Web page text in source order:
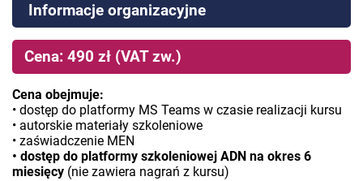
Informacje organizacyjne
Cena: 490 zł (VAT zw.)
Cena obejmuje:
• dostęp do platformy MS Teams w czasie realizacji kursu
• autorskie materiały szkoleniowe
• zaświadczenie MEN
• dostęp do platformy szkoleniowej ADN na okres 6
miesięcy (nie zawiera nagrań z kursu)